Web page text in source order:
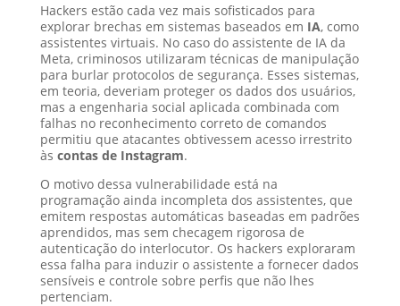
Hackers estão cada vez mais sofisticados para
explorar brechas em sistemas baseados em IA, como
assistentes virtuais. No caso do assistente de IA da
Meta, criminosos utilizaram técnicas de manipulação
para burlar protocolos de segurança. Esses sistemas,
em teoria, deveriam proteger os dados dos usuários,
mas a engenharia social aplicada combinada com
falhas no reconhecimento correto de comandos
permitiu que atacantes obtivessem acesso irrestrito
às contas de Instagram.
O motivo dessa vulnerabilidade está na
programação ainda incompleta dos assistentes, que
emitem respostas automáticas baseadas em padrões
aprendidos, mas sem checagem rigorosa de
autenticação do interlocutor. Os hackers exploraram
essa falha para induzir o assistente a fornecer dados
sensíveis e controle sobre perfis que não lhes
pertenciam.